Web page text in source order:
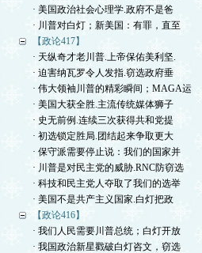
· 美国政治社会心理学.政府不是爸
· 川普对白灯；新美国：有罪，直至
【政论417】
· 天纵奇才老川普.上帝保佑美利坚.
· 迫害纳瓦罗令人发指.窃选政府垂
· 伟大领袖川普的精彩瞬间；MAGA运
· 美国大获全胜.主流传统媒体狮子
· 史无前例.连续三次获得共和党提
· 初选锁定胜局.团结起来争取更大
· 保守派需要停止说：我们的国家并
· 川普是对民主党的威胁.RNC防窃选
· 科技和民主党人夺取了我们的选举
· 美国不是共产主义国家.白灯把政
【政论416】
· 我们人民需要川普总统；白灯开放
· 我国政治新星戳破白灯咨文，窃选